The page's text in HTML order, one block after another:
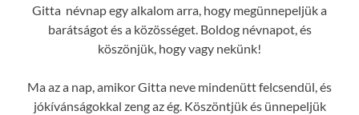
Gitta névnap egy alkalom arra, hogy megünnepeljük a
barátságot és a közösséget. Boldog névnapot, és
köszönjük, hogy vagy nekünk!
Ma az a nap, amikor Gitta neve mindenütt felcsendül, és
jókívánságokkal zeng az ég. Köszöntjük és ünnepeljük